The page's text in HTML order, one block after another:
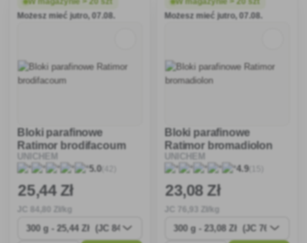
jabłoniowy, mączlik jabłoniowy
porostami.
Możesz mieć jutro, 07.08.
Bloki parafinowe
Ratimor brodifacoum
UNICHEM
5.0(42)
25,44 Zł
,80 Zł/kg
Możesz mieć jutro, 07.08.
Bloki parafinowe
Ratimor bromadiolon
UNICHEM
4.9(15)
23,08 Zł
,93 Zł/kg